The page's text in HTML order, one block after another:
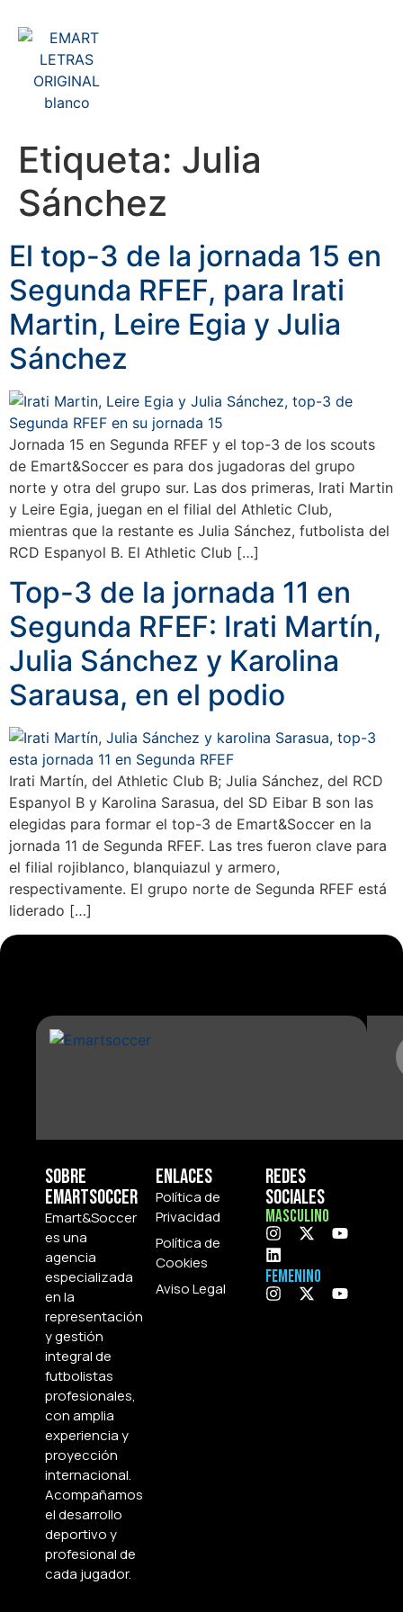
Etiqueta: Julia
Sánchez
El top-3 de la jornada 15 en
Segunda RFEF, para Irati
Martin, Leire Egia y Julia
Sánchez
Jornada 15 en Segunda RFEF y el top-3 de los scouts
de Emart&Soccer es para dos jugadoras del grupo
norte y otra del grupo sur. Las dos primeras, Irati Martin
y Leire Egia, juegan en el filial del Athletic Club,
mientras que la restante es Julia Sánchez, futbolista del
RCD Espanyol B. El Athletic Club […]
Top-3 de la jornada 11 en
Segunda RFEF: Irati Martín,
Julia Sánchez y Karolina
Sarausa, en el podio
Irati Martín, del Athletic Club B; Julia Sánchez, del RCD
Espanyol B y Karolina Sarasua, del SD Eibar B son las
elegidas para formar el top-3 de Emart&Soccer en la
jornada 11 de Segunda RFEF. Las tres fueron clave para
el filial rojiblanco, blanquiazul y armero,
respectivamente. El grupo norte de Segunda RFEF está
liderado […]
Sobre
Emartsoccer
Emart&Soccer
es una
agencia
especializada
en la
representación
y gestión
integral de
futbolistas
profesionales,
con amplia
experiencia y
proyección
internacional.
Acompañamos
el desarrollo
deportivo y
profesional de
cada jugador.
Enlaces
Política de
Privacidad
Política de
Cookies
Aviso Legal
Redes
Sociales
Masculino
Femenino